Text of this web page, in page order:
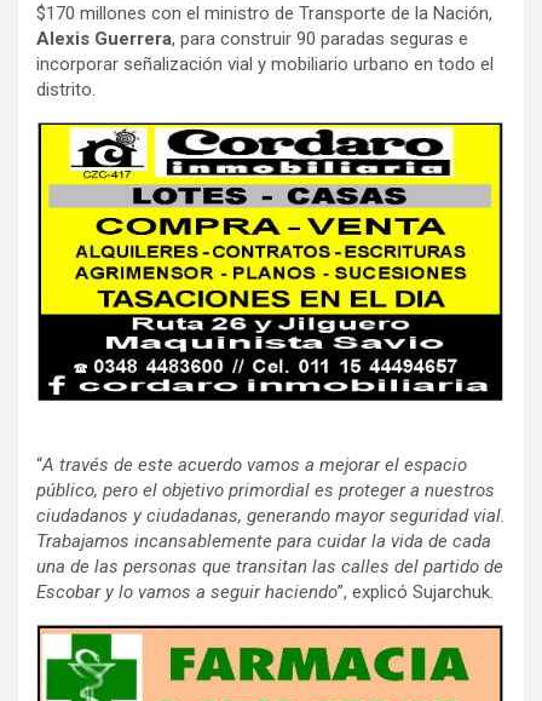
$170 millones con el ministro de Transporte de la Nación,
Alexis Guerrera, para construir 90 paradas seguras e
incorporar señalización vial y mobiliario urbano en todo el
distrito.
“A través de este acuerdo vamos a mejorar el espacio
público, pero el objetivo primordial es proteger a nuestros
ciudadanos y ciudadanas, generando mayor seguridad vial.
Trabajamos incansablemente para cuidar la vida de cada
una de las personas que transitan las calles del partido de
Escobar y lo vamos a seguir haciendo”, explicó Sujarchuk.